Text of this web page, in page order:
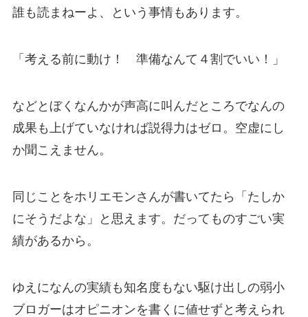
誰も読まねーよ、という事情もあります。
「考える前に動け！ 準備なんて４割でいい！」
などとぼくなんかが声高に叫んだところでなんの
成果も上げていなければ説得力はゼロ。空虚にし
か聞こえません。
同じことをホリエモンさんが書いてたら「たしか
にそうだよな」と思えます。だってものすごい実
績があるから。
ゆえになんの実績も知名度もない駆け出しの弱小
ブロガーはオピニオンを書くに値せずと考えられ